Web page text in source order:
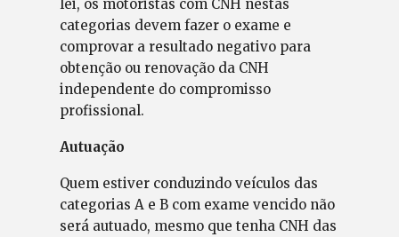
lei, os motoristas com CNH nestas
categorias devem fazer o exame e
comprovar a resultado negativo para
obtenção ou renovação da CNH
independente do compromisso
profissional.
Autuação
Quem estiver conduzindo veículos das
categorias A e B com exame vencido não
será autuado, mesmo que tenha CNH das